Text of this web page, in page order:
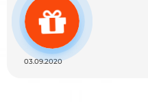
03.09.2020